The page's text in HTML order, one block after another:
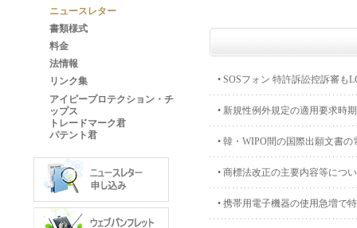
ニュースレター
書類様式
料金
法情報
リンク集
アイピープロテクション・チ
ップス
トレードマーク君
パテント君
• SOSフォン 特許訴訟控訴審も
• 新規性例外規定の適用要求時期
• 韓・WIPO間の国際出願文書の
• 商標法改正の主要内容等につい
• 携帯用電子機器の使用急増で